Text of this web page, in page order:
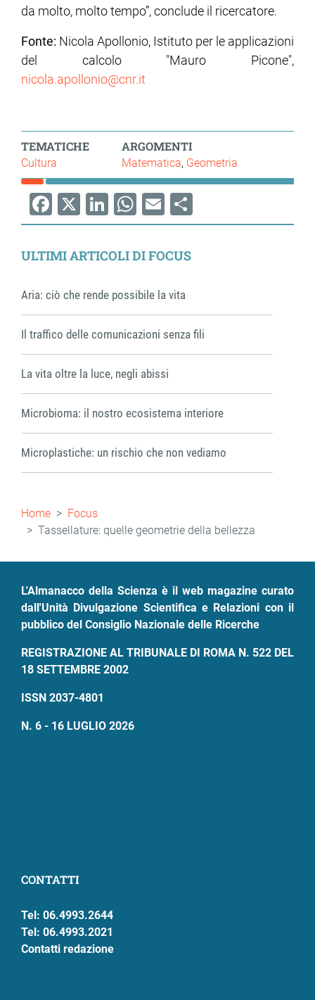
da molto, molto tempo”, conclude il ricercatore.
Fonte: Nicola Apollonio, Istituto per le applicazioni
del calcolo "Mauro Picone",
nicola.apollonio@cnr.it
TEMATICHE
Cultura
ARGOMENTI
Matematica Geometria
Facebook
X LinkedIn
WhatsApp
EmailShare
ULTIMI ARTICOLI DI FOCUS
Aria: ciò che rende possibile la vita
Il traffico delle comunicazioni senza fili
La vita oltre la luce, negli abissi
Microbioma: il nostro ecosistema interiore
Microplastiche: un rischio che non vediamo
Briciole
di
pane
Home
Focus
Tassellature: quelle geometrie della bellezza
L'Almanacco della Scienza è il web magazine curato
dall'Unità Divulgazione Scientifica e Relazioni con il
pubblico del Consiglio Nazionale delle Ricerche
REGISTRAZIONE AL TRIBUNALE DI ROMA N. 522 DEL
18 SETTEMBRE 2002
ISSN 2037-4801
N. 6 - 16 LUGLIO 2026
CONTATTI
Tel: 06.4993.2644
Tel: 06.4993.2021
Contatti redazione